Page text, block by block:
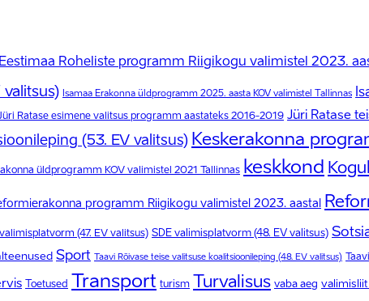
Eestimaa Roheliste programm Riigikogu valimistel 2023.
valitsus) Isamaa Erakonna üldprogramm 2025. aasta KOV valimistel Tallinnas
Ratase esimene valitsus programm aastateks 2016-2019 Jüri Ratase
(53. EV valitsus) Keskerakonna
üldprogramm KOV valimistel 2021 Tallinnas keskkond
programm Riigikogu valimistel 2023. aastal
(47. EV valitsus) SDE valimisplatvorm (48. EV valitsus)
Sport Taavi Rõivase teise valitsuse koalitsioonileping (48. EV valitsus)
Toetused Transport turism Turvalisus vaba aeg